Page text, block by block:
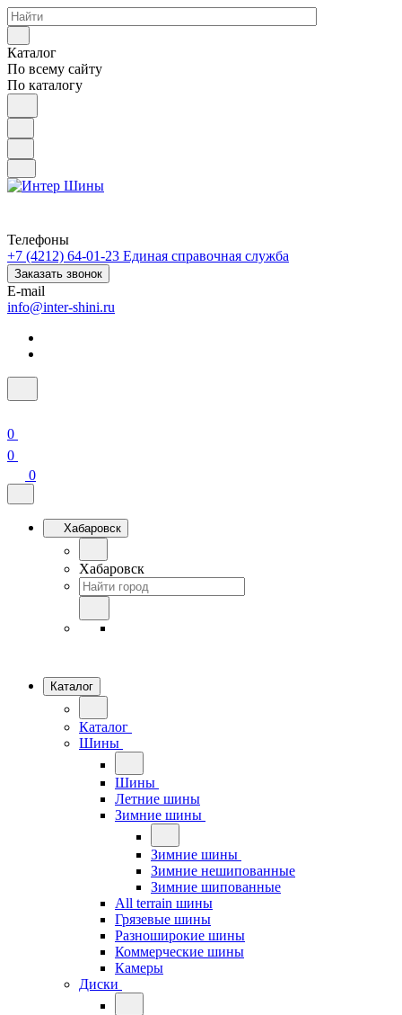
Каталог
По всему сайту
По каталогу
Телефоны
+7 (4212) 64-01-23 Единая справочная служба
Заказать звонок
E-mail
info@inter-shini.ru
0
0
0
Хабаровск
Хабаровск
Каталог
Каталог
Шины
Шины
Летние шины
Зимние шины
Зимние шины
Зимние нешипованные
Зимние шипованные
All terrain шины
Грязевые шины
Разноширокие шины
Коммерческие шины
Камеры
Диски